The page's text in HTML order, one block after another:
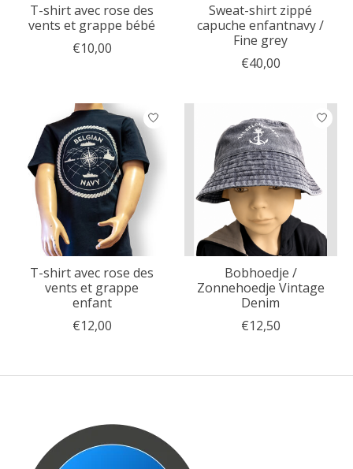
T-shirt avec rose des
vents et grappe bébé
€10,00
Sweat-shirt zippé
capuche enfantnavy /
Fine grey
€40,00
T-shirt avec rose des
vents et grappe
enfant
€12,00
Bobhoedje /
Zonnehoedje Vintage
Denim
€12,50